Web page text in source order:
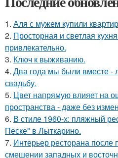
1. Аля с мужем купили
2. Просторная и светлая
привлекательно.
3. Ключ к выживанию.
4. Два года мы были вместе -
свадьбу.
5. Цвет напрямую влияет на
пространства - даже без
6. В стиле 1960-х: пляжный
Песке" в Лыткарино.
7. Интерьер ресторана после
смешении западных и